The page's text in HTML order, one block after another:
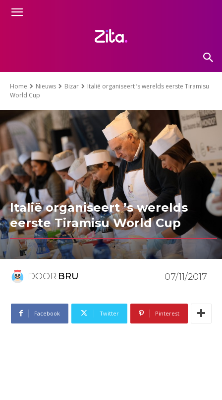
Home Nieuws Bizar
Italië organiseert ’s werelds eerste Tiramisu
World Cup
Italië organiseert ’s werelds
eerste Tiramisu World Cup
DOOR BRU 07/11/2017
Facebook Twitter Pinterest